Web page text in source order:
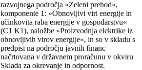
razvojnega področja »Zeleni prehod«,
komponente 1: »Obnovljivi viri energije in
učinkovita raba energije v gospodarstvu«
(C1 K1), naložbe »Proizvodnja elektrike iz
obnovljivih virov energije«, in so v skladu s
predpisi na področju javnih financ
načrtovana v državnem proračunu v okviru
Sklada za okrevanje in odpornost.